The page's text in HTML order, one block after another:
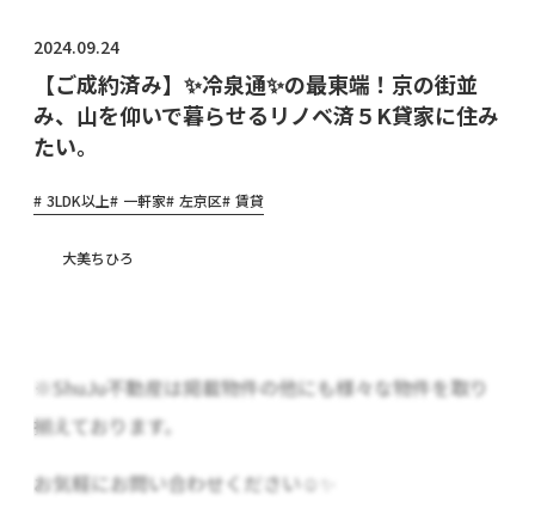
2024.09.24
【ご成約済み】✨冷泉通✨の最東端！京の街並
み、山を仰いで暮らせるリノベ済５K貸家に住み
たい。
3LDK以上 一軒家 左京区 賃貸
大美ちひろ
※ShuJu不動産は掲載物件の他にも様々な物件を取り
揃えております。
お気軽にお問い合わせください☺✨